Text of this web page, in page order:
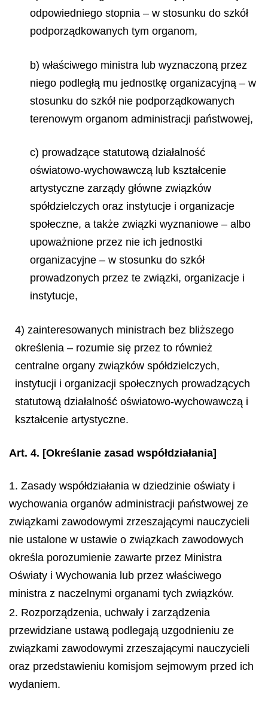
odpowiedniego stopnia – w stosunku do szkół
podporządkowanych tym organom,
b) właściwego ministra lub wyznaczoną przez
niego podległą mu jednostkę organizacyjną – w
stosunku do szkół nie podporządkowanych
terenowym organom administracji państwowej,
c) prowadzące statutową działalność
oświatowo-wychowawczą lub kształcenie
artystyczne zarządy główne związków
spółdzielczych oraz instytucje i organizacje
społeczne, a także związki wyznaniowe – albo
upoważnione przez nie ich jednostki
organizacyjne – w stosunku do szkół
prowadzonych przez te związki, organizacje i
instytucje,
4) zainteresowanych ministrach bez bliższego
określenia – rozumie się przez to również
centralne organy związków spółdzielczych,
instytucji i organizacji społecznych prowadzących
statutową działalność oświatowo-wychowawczą i
kształcenie artystyczne.
Art. 4. [Określanie zasad współdziałania]
1. Zasady współdziałania w dziedzinie oświaty i
wychowania organów administracji państwowej ze
związkami zawodowymi zrzeszającymi nauczycieli
nie ustalone w ustawie o związkach zawodowych
określa porozumienie zawarte przez Ministra
Oświaty i Wychowania lub przez właściwego
ministra z naczelnymi organami tych związków.
2. Rozporządzenia, uchwały i zarządzenia
przewidziane ustawą podlegają uzgodnieniu ze
związkami zawodowymi zrzeszającymi nauczycieli
oraz przedstawieniu komisjom sejmowym przed ich
wydaniem.